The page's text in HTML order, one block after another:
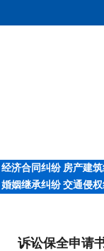
经济合同纠纷 房产建
婚姻继承纠纷 交通侵
诉讼保全申请